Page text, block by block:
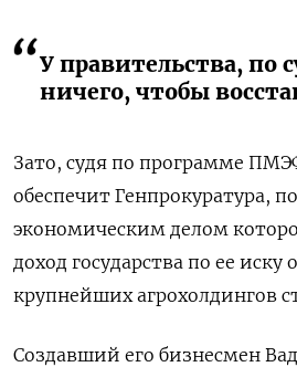
У правительства, по
ничего, чтобы
Зато, судя по программе
обеспечит Генпрокуратура,
экономическим делом
доход государства по ее иску
крупнейших агрохолдингов
Создавший его бизнесмен